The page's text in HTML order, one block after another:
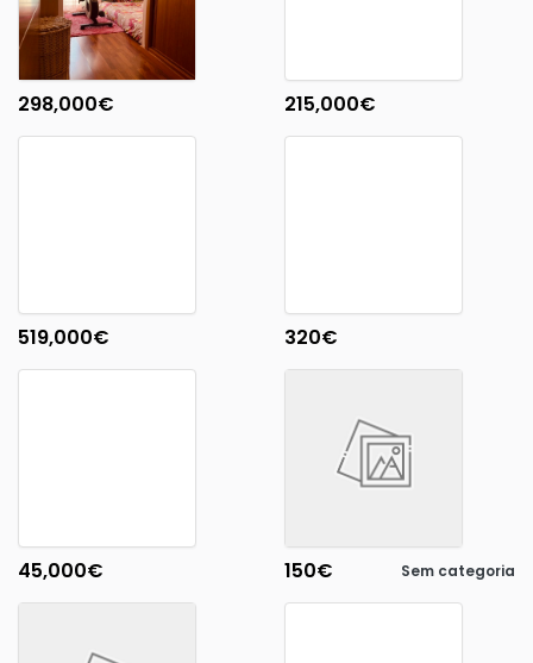
298,000€ 215,000€
519,000€ 320€
45,000€ 150€ Sem categoria